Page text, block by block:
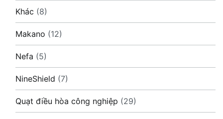
Khác (8)
Makano (12)
Nefa (5)
NineShield (7)
Quạt điều hòa công nghiệp (29)